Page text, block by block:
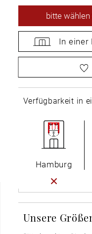
bittewählen
In einer
Verfügbarkeit in
Hamburg
Unsere